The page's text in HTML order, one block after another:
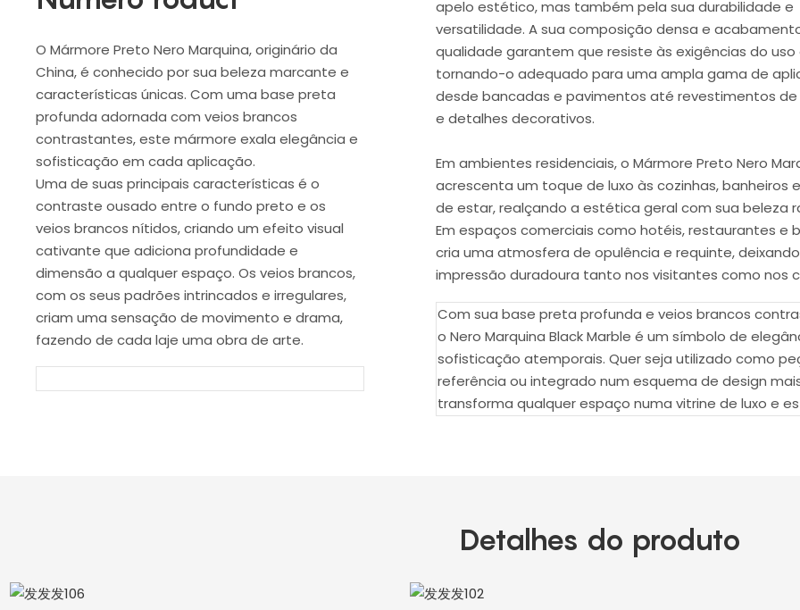
O Mármore Preto Nero Marquina, originário da
China, é conhecido por sua beleza marcante e
características únicas. Com uma base preta
profunda adornada com veios brancos
contrastantes, este mármore exala elegância e
sofisticação em cada aplicação.
Uma de suas principais características é o
contraste ousado entre o fundo preto e os
veios brancos nítidos, criando um efeito visual
cativante que adiciona profundidade e
dimensão a qualquer espaço. Os veios brancos,
com os seus padrões intrincados e irregulares,
criam uma sensação de movimento e drama,
fazendo de cada laje uma obra de arte.
apelo estético, mas também pela sua durabilidade e
versatilidade. A sua composição densa e
qualidade garantem que resiste às exigências do uso
tornando-o adequado para uma ampla gama de
desde bancadas e pavimentos até revestimentos
e detalhes decorativos.
Em ambientes residenciais, o Mármore Preto Nero
acrescenta um toque de luxo às cozinhas, banheiros
de estar, realçando a estética geral com sua beleza
Em espaços comerciais como hotéis, restaurantes e
cria uma atmosfera de opulência e requinte,
impressão duradoura tanto nos visitantes como nos
Com sua base preta profunda e veios brancos
o Nero Marquina Black Marble é um símbolo de
sofisticação atemporais. Quer seja utilizado como
referência ou integrado num esquema de design
transforma qualquer espaço numa vitrine de luxo e
Detalhes do produto